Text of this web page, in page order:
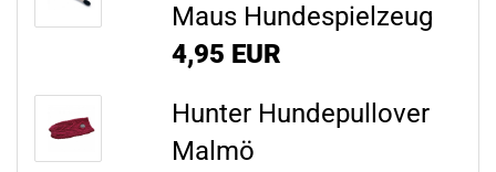
Maus Hundespielzeug
4,95 EUR
Hunter Hundepullover
Malmö